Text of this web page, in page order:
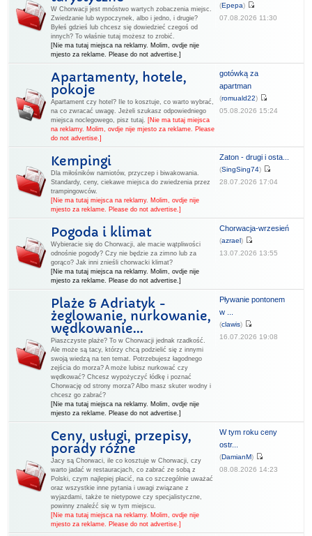
W Chorwacji jest mnóstwo wartych zobaczenia miejsc.
Zwiedzanie lub wypoczynek, albo i jedno, i drugie?
Byłeś gdzieś lub chcesz się dowiedzieć czegoś od
innych? To właśnie tutaj możesz to zrobić.
[Nie ma tutaj miejsca na reklamy. Molim, ovdje nije
mjesto za reklame. Please do not advertise.]
(Epepa)
07.08.2026 11:30
Apartamenty, hotele,
pokoje
Apartament czy hotel? Ile to kosztuje, co warto wybrać,
na co zwracać uwagę. Jeżeli szukasz odpowiedniego
miejsca noclegowego, pisz tutaj. [Nie ma tutaj miejsca
na reklamy. Molim, ovdje nije mjesto za reklame. Please
do not advertise.]
gotówką za
apartman
(romuald22)
05.08.2026 15:24
Kempingi
Dla miłośników namiotów, przyczep i biwakowania.
Standardy, ceny, ciekawe miejsca do zwiedzenia przez
trampingowców.
[Nie ma tutaj miejsca na reklamy. Molim, ovdje nije
mjesto za reklame. Please do not advertise.]
Zaton - drugi i osta...
(SingSing74)
28.07.2026 17:04
Pogoda i klimat
Wybieracie się do Chorwacji, ale macie wątpliwości
odnośnie pogody? Czy nie będzie za zimno lub za
gorąco? Jak inni znieśli chorwacki klimat?
[Nie ma tutaj miejsca na reklamy. Molim, ovdje nije
mjesto za reklame. Please do not advertise.]
Chorwacja-wrzesień
(azrael)
13.07.2026 13:55
Plaże & Adriatyk -
żeglowanie, nurkowanie,
wędkowanie...
Piaszczyste plaże? To w Chorwacji jednak rzadkość.
Ale może są tacy, którzy chcą podzielić się z innymi
swoją wiedzą na ten temat. Potrzebujesz łagodnego
zejścia do morza? A może lubisz nurkować czy
wędkować? Chcesz wypożyczyć łódkę i poznać
Chorwację od strony morza? Albo masz skuter wodny i
chcesz go zabrać?
[Nie ma tutaj miejsca na reklamy. Molim, ovdje nije
mjesto za reklame. Please do not advertise.]
Pływanie pontonem
w ...
(clawis)
16.07.2026 19:08
Ceny, usługi, przepisy,
porady różne
Jacy są Chorwaci, ile co kosztuje w Chorwacji, czy
warto jadać w restauracjach, co zabrać ze sobą z
Polski, czym najlepiej płacić, na co szczególnie uważać
oraz wszystkie inne pytania i uwagi związane z
wyjazdami, także te nietypowe czy specjalistyczne,
powinny znaleźć się w tym miejscu.
[Nie ma tutaj miejsca na reklamy. Molim, ovdje nije
mjesto za reklame. Please do not advertise.]
W tym roku ceny
ostr...
(DamianM)
08.08.2026 14:23